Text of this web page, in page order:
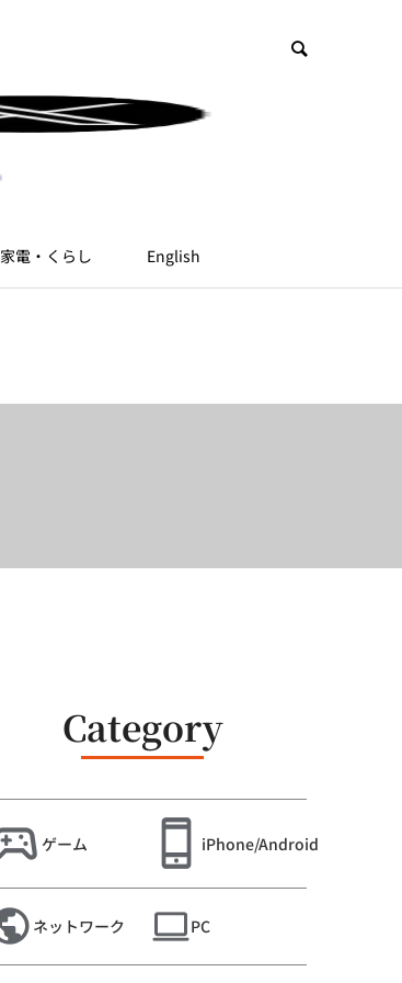
家電・くらし English
Category
ゲーム iPhone/Android
ネットワーク PC